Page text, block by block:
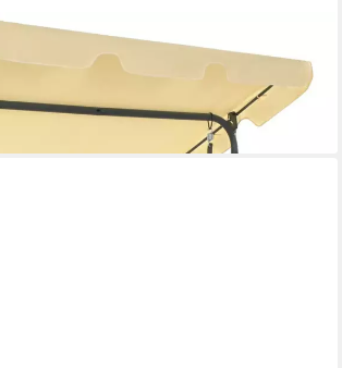
170 x 110 x 153 cm Hollywoodschaukel
cm, Textilene